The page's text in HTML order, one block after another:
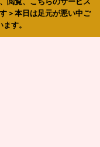
＞本日は足元が悪い中ご
す。